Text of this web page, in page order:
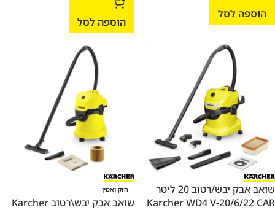
הוספה לסל
הוספה לסל
שואב אבק יבש/רטוב 20 ליטר
Karcher WD4 V-20/6/22 CAR
חזק ואמין
שואב אבק יבש\רטוב Karcher